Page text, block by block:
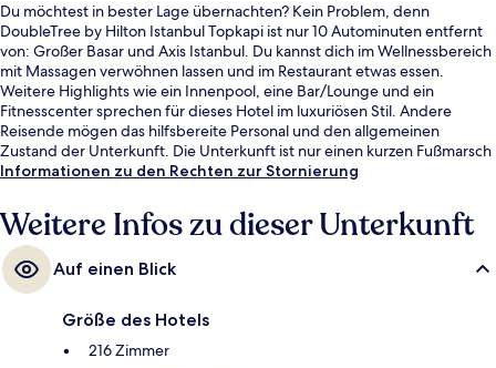
Du möchtest in bester Lage übernachten? Kein Problem, denn
DoubleTree by Hilton Istanbul Topkapi ist nur 10 Autominuten entfernt
von: Großer Basar und Axis Istanbul. Du kannst dich im Wellnessbereich
mit Massagen verwöhnen lassen und im Restaurant etwas essen.
Weitere Highlights wie ein Innenpool, eine Bar/Lounge und ein
Fitnesscenter sprechen für dieses Hotel im luxuriösen Stil. Andere
Reisende mögen das hilfsbereite Personal und den allgemeinen
Zustand der Unterkunft. Die Unterkunft ist nur einen kurzen Fußmarsch
von den öffentlichen Verkehrsmitteln entfernt: Zur U-Bahn läuft man 9
Bayrampasa - Maltepe).
Informationen zu den Rechten zur Stornierung
Weitere Infos zu dieser Unterkunft
Auf einen Blick
Größe des Hotels
216 Zimmer